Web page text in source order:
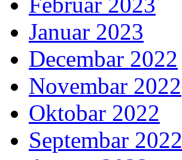
Januar 2023
Decembar 2022
Novembar 2022
Oktobar 2022
Septembar 2022